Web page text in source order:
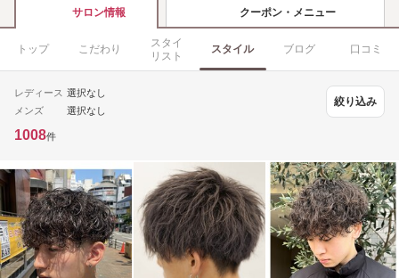
サロン情報 クーポン・メニュー
トップ こだわり
スタイ
リスト
スタイル ブログ 口コミ
レディース 選択なし
メンズ
選択なし
絞り込み
1008件